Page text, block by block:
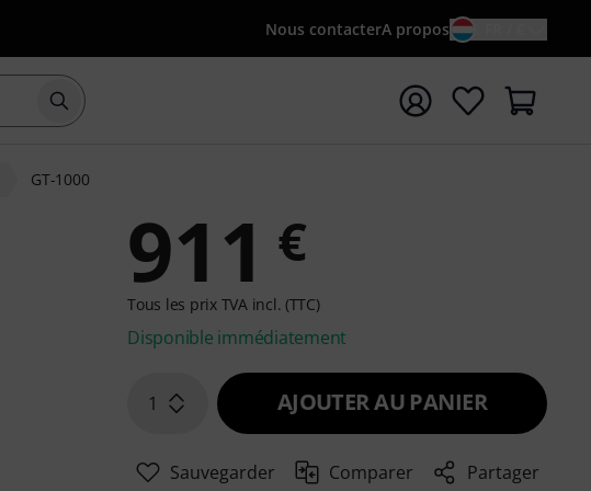
Nous contacterA propos
Démarrer la recherche avec le terme de recherche
GT-1000
911 €
Tous les prix TVA incl. (TTC)
Disponible immédiatement
1 AJOUTER AU PANIER
Sauvegarder Comparer Partager